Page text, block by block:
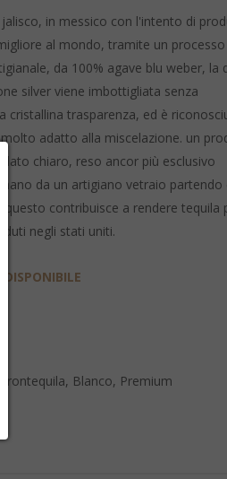
in messico con l'intento di
al mondo, tramite un processo
da 100% agave blu weber, la
silver viene imbottigliata senza
cristallina trasparenza, ed ​​​​​​​è
adatto alla miscelazione. un
chiaro, reso ancor più esclusivo
da un artigiano vetraio partendo
questo contribuisce a rendere tequila
negli stati uniti.
, Blanco, Premium